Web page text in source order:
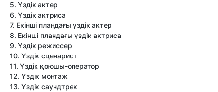
5. Үздік актер
6. Үздік актриса
7. Екінші пландағы үздік актер
8. Екінші пландағы үздік актриса
9. Үздік режиссер
10. Үздік сценарист
11. Үздік қоюшы-оператор
12. Үздік монтаж
13. Үздік саундтрек